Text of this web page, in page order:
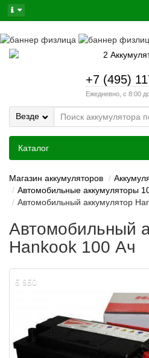
+7 (495)
Ежедневно, с 8:00
Везде
Каталог
Магазин аккумуляторов
Автомобильные аккумуляторы
Автомобильный аккумулятор
Автомобильный
Hankook 100 Ач
5 950